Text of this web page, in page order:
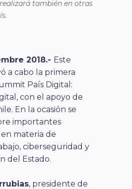
también en otras
2018.- Este
a cabo la primera
País Digital:
con el apoyo de
En la ocasión se
importantes
materia de
ciberseguridad y
del Estado.
, presidente de